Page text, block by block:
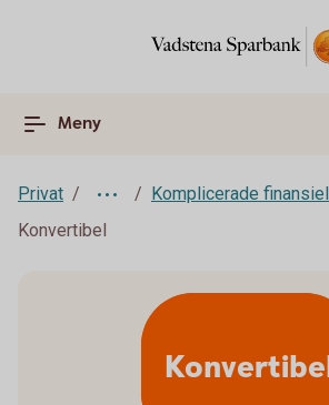
Meny
Privat
Komplicerade
Konvertibel